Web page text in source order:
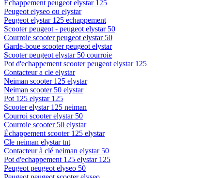
Echappement peugeot elystar 125
Peugeot elyseo ou elystar
Peugeot elystar 125 echappement
Scooter peugeot - peugeot elystar 50
Courroie scooter peugeot elystar 50
Garde-boue scooter peugeot elystar
Scooter peugeot elystar 50 courroie
Pot d'echappement scooter peugeot elystar 125
Contacteur a cle elystar
Neiman scooter 125 elystar
Neiman scooter 50 elystar
Pot 125 elystar 125
Scooter elystar 125 neiman
Courroi scooter elystar 50
Courroie scooter 50 elystar
Échappement scooter 125 elystar
Cle neiman elystar tnt
Contacteur à clé neiman elystar 50
Pot d'echappement 125 elystar 125
Peugeot peugeot elyseo 50